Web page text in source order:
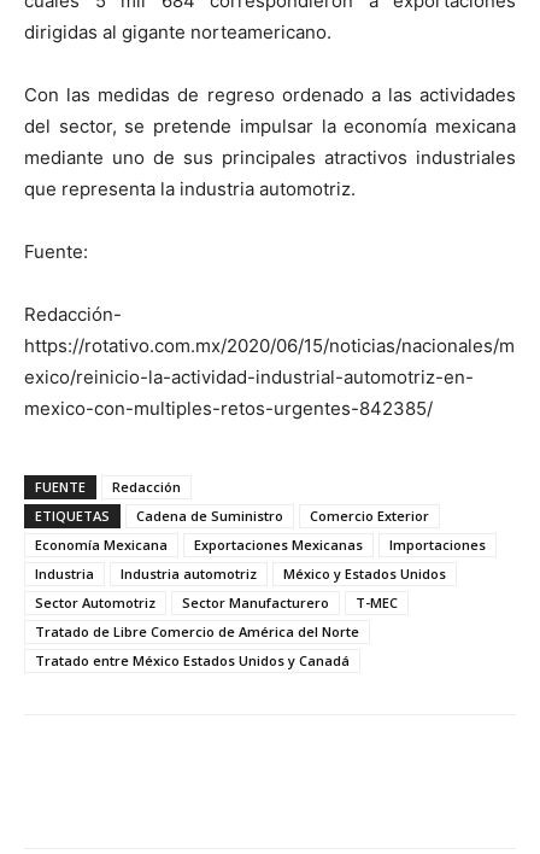
dirigidas al gigante norteamericano.
Con las medidas de regreso ordenado a las actividades
del sector, se pretende impulsar la economía mexicana
mediante uno de sus principales atractivos industriales
que representa la industria automotriz.
Fuente:
Redacción-
https://rotativo.com.mx/2020/06/15/noticias/nacionales/m
exico/reinicio-la-actividad-industrial-automotriz-en-
mexico-con-multiples-retos-urgentes-842385/
FUENTE
Redacción
ETIQUETAS
Cadena de Suministro
Comercio Exterior
Economía Mexicana
Exportaciones Mexicanas
Importaciones
Industria
Industria automotriz
México y Estados Unidos
Sector Automotriz
Sector Manufacturero
T-MEC
Tratado de Libre Comercio de América del Norte
Tratado entre México Estados Unidos y Canadá